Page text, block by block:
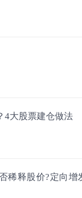
4大股票建仓做法
稀释股价?定向增